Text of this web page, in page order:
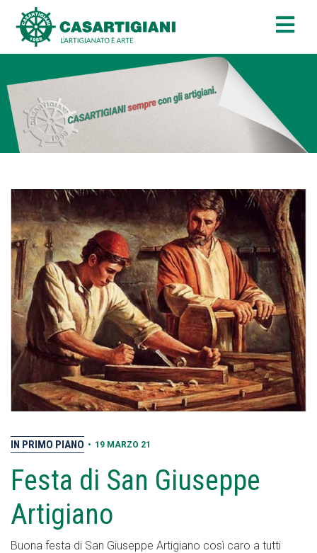
IN PRIMO PIANO • 19 MARZO 21
Festa di San Giuseppe
Artigiano
Buona festa di San Giuseppe Artigiano così caro a tutti